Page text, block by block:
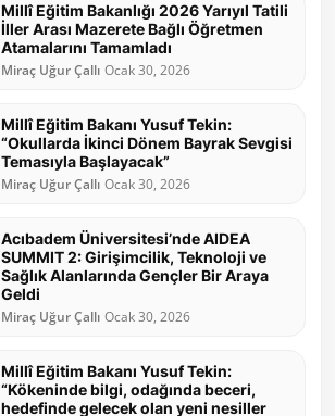
Millî Eğitim Bakanlığı 2026 Yarıyıl Tatili
İller Arası Mazerete Bağlı Öğretmen
Atamalarını Tamamladı
Miraç Uğur Çallı Ocak 30, 2026
Millî Eğitim Bakanı Yusuf Tekin:
“Okullarda İkinci Dönem Bayrak Sevgisi
Temasıyla Başlayacak”
Miraç Uğur Çallı Ocak 30, 2026
Acıbadem Üniversitesi’nde AIDEA
SUMMIT 2: Girişimcilik, Teknoloji ve
Sağlık Alanlarında Gençler Bir Araya
Geldi
Miraç Uğur Çallı Ocak 30, 2026
Millî Eğitim Bakanı Yusuf Tekin:
“Kökeninde bilgi, odağında beceri,
hedefinde gelecek olan yeni nesiller